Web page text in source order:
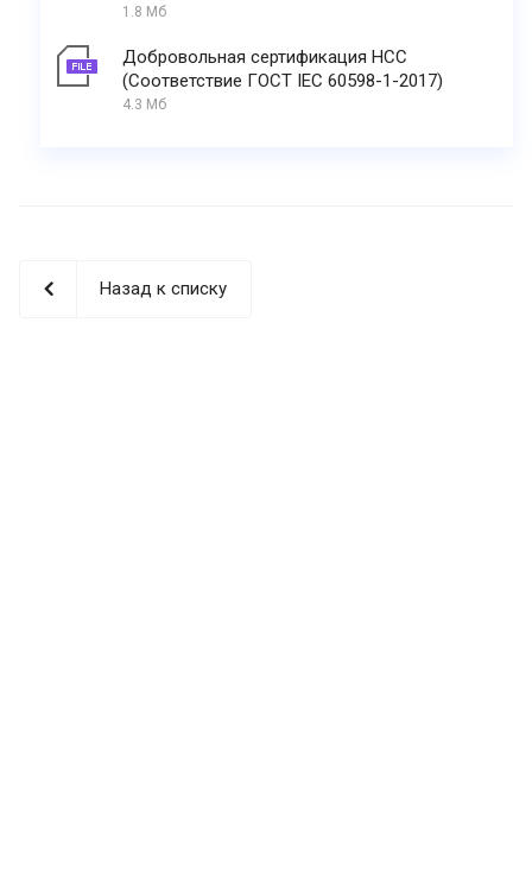
1.8 Мб
Добровольная сертификация НСС
(Соответствие ГОСТ IEC 60598-1-2017)
4.3 Мб
Назад к списку